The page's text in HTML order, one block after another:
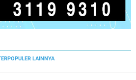
LAINNYA